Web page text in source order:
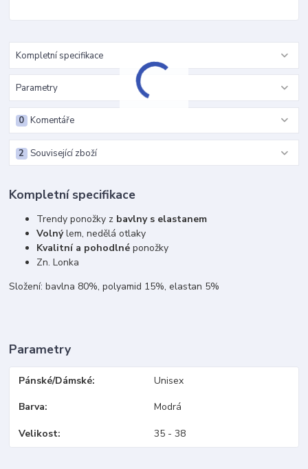
Kompletní specifikace
Parametry
Komentáře
0
Související zboží
2
Kompletní specifikace
Trendy ponožky z bavlny s elastanem
Volnýlem, nedělá otlaky
Kvalitní a pohodlnéponožky
Zn. Lonka
Složení: bavlna 80%, polyamid 15%, elastan 5%
Parametry
Pánské/Dámské Unisex
Barva Modrá
Velikost 35 - 38